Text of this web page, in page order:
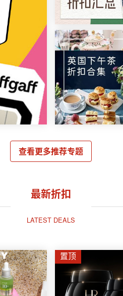
查看更多推荐专题
最新折扣
LATEST DEALS
置顶